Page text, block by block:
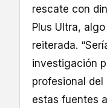
rescate con
Plus Ultra,
reiterada.
investigación
profesional del
estas fuentes